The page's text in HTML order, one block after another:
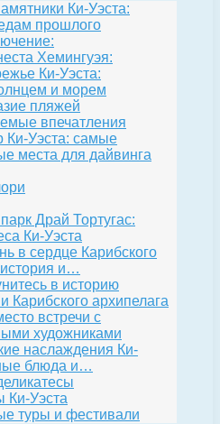
Ки-Уэста:
прошлого
Хемингуэя:
Ки-Уэста:
и морем
пляжей
впечатления
Уэста: самые
места для дайвинга
Драй Тортугас:
Ки-Уэста
в сердце Карибского
история и…
в историю
Карибского архипелага
встречи с
художниками
наслаждения Ки-
блюда и…
Ки-Уэста
туры и фестивали